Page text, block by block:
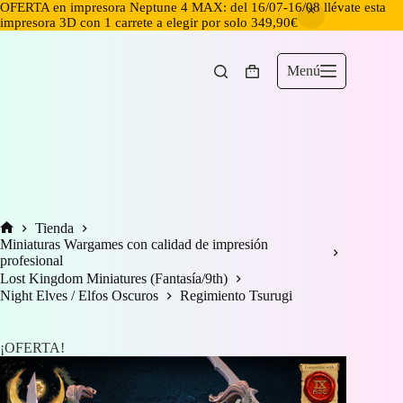
OFERTA en impresora Neptune 4 MAX: del 16/07-16/08 llévate esta
impresora 3D con 1 carrete a elegir por solo 349,90€
Carro
Menú
Inicio
Tienda
Miniaturas Wargames con calidad de impresión
profesional
Lost Kingdom Miniatures (Fantasía/9th)
Night Elves / Elfos Oscuros
Regimiento Tsurugi
¡OFERTA!